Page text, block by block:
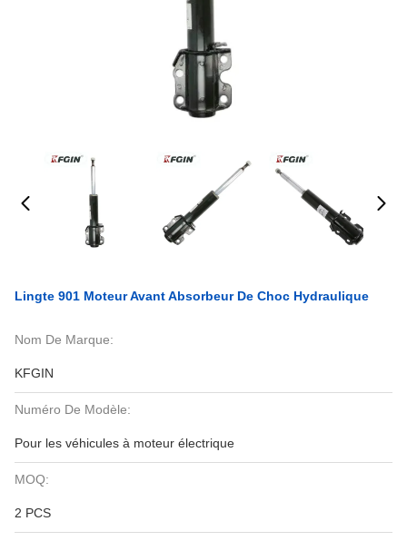
Lingte 901 Moteur Avant Absorbeur De Choc Hydraulique
Nom De Marque:
KFGIN
Numéro De Modèle:
Pour les véhicules à moteur électrique
MOQ:
2 PCS